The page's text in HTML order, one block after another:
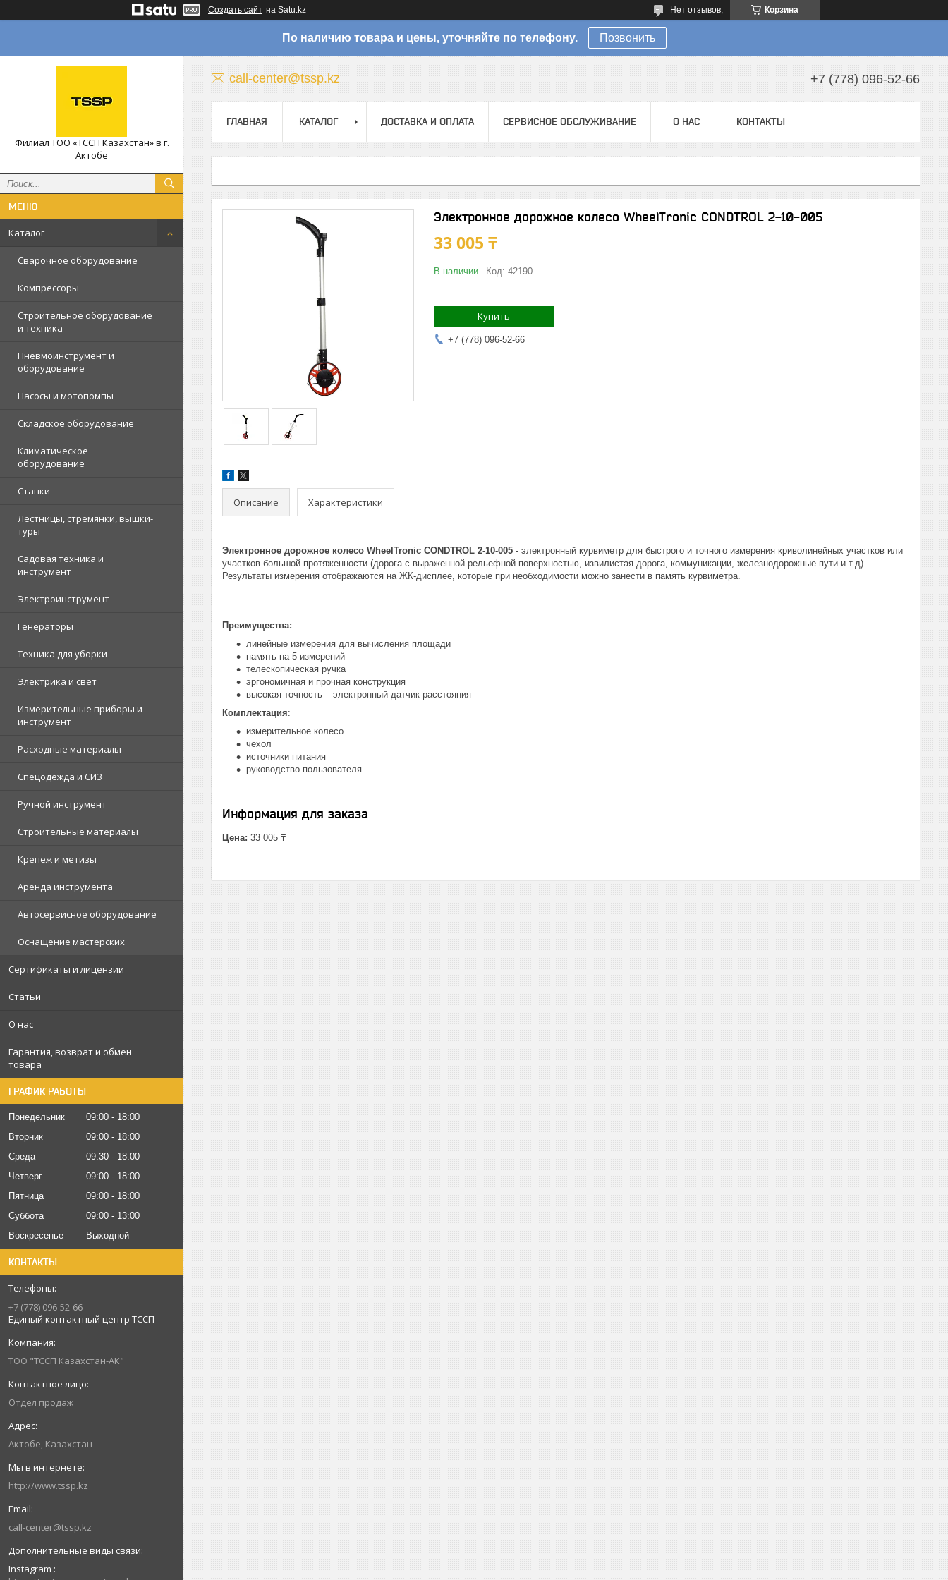
Создать сайт на Satu.kz Корзина
Нет отзывов,
По наличию товара и цены, уточняйте по телефону. Позвонить
Филиал ТОО «ТССП Казахстан» в г.
Актобе
Каталог
Сварочное оборудование
Компрессоры
Строительное оборудование
и техника
Пневмоинструмент и
оборудование
Насосы и мотопомпы
Складское оборудование
Климатическое
оборудование
Станки
Лестницы, стремянки, вышки-
туры
Садовая техника и
инструмент
Электроинструмент
Генераторы
Техника для уборки
Электрика и свет
Измерительные приборы и
инструмент
Расходные материалы
Спецодежда и СИЗ
Ручной инструмент
Строительные материалы
Крепеж и метизы
Аренда инструмента
Автосервисное оборудование
Оснащение мастерских
Сертификаты и лицензии
Статьи
О нас
Гарантия, возврат и обмен
товара
ГРАФИК РАБОТЫ
Понедельник 09:00
18:00
Вторник
09:00
18:00
Среда
09:30
18:00
Четверг
09:00
18:00
Пятница
09:00
18:00
Суббота
09:00
13:00
Воскресенье
Выходной
КОНТАКТЫ
+7 (778) 096-52-66
Единый контактный центр ТССП
ТОО "ТССП Казахстан-АК"
Отдел продаж
Актобе, Казахстан
http://www.tssp.kz
call-center@tssp.kz
Instagram
call-center@tssp.kz +7 (778) 096-52-66
ГЛАВНАЯ КАТАЛОГ ДОСТАВКА И ОПЛАТА СЕРВИСНОЕ ОБСЛУЖИВАНИЕ О НАС КОНТАКТЫ
Электронное дорожное колесо WheelTronic CONDTROL 2-10-005
33 005 ₸
В наличии Код: 42190
Купить
+7 (778) 096-52-66
Описание Характеристики
Электронное дорожное колесо WheelTronic CONDTROL 2-10-005 - электронный курвиметр для быстрого и точного измерения криволинейных участков или
участков большой протяженности (дорога с выраженной рельефной поверхностью, извилистая дорога, коммуникации, железнодорожные пути и т.д).
Результаты измерения отображаются на ЖК-дисплее, которые при необходимости можно занести в память курвиметра.
Преимущества:
линейные измерения для вычисления площади
память на 5 измерений
телескопическая ручка
эргономичная и прочная конструкция
высокая точность – электронный датчик расстояния
Комплектация:
измерительное колесо
чехол
источники питания
руководство пользователя
Информация для заказа
Цена: 33 005 ₸